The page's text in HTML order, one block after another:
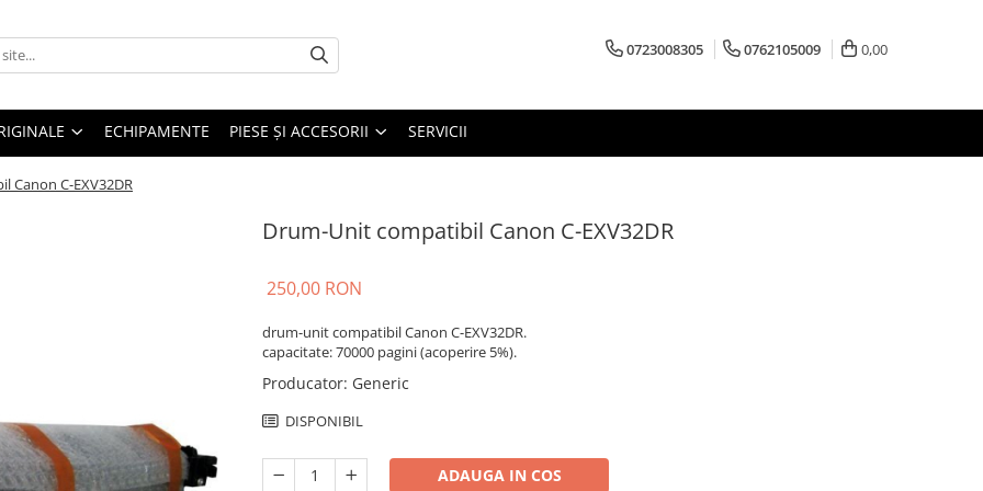
0723008305 0762105009 0,00
ECHIPAMENTE PIESE ŞI ACCESORII SERVICII
Canon C-EXV32DR
Drum-Unit compatibil Canon C-EXV32DR
250,00 RON
drum-unit compatibil Canon C-EXV32DR.
capacitate: 70000 pagini (acoperire 5%).
Producator: Generic
DISPONIBIL
ADAUGA IN COS